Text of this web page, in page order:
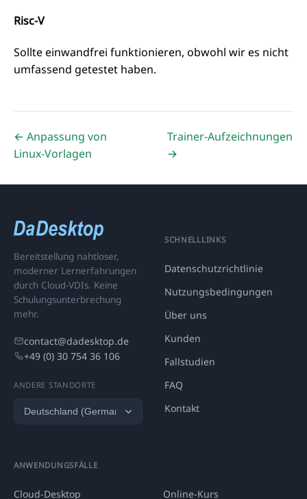
Risc-V
Sollte einwandfrei funktionieren, obwohl wir es nicht
umfassend getestet haben.
← Anpassung von
Linux-Vorlagen
Trainer-Aufzeichnungen
→
Bereitstellung nahtloser,
moderner Lernerfahrungen
durch Cloud-VDIs. Keine
Schulungsunterbrechung
mehr.
contact@dadesktop.de
+49 (0) 30 754 36 106
ANDERE STANDORTE
SCHNELLLINKS
Datenschutzrichtlinie
Nutzungsbedingungen
Über uns
Kunden
Fallstudien
FAQ
Kontakt
ANWENDUNGSFÄLLE
Cloud-Desktop Online-Kurs